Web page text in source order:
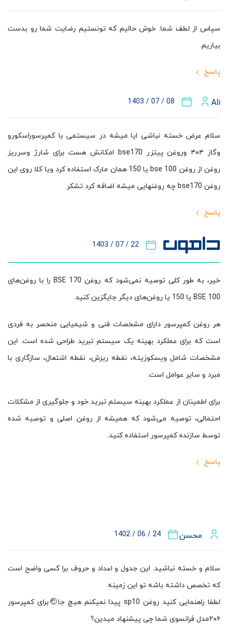
پاسخ
سپاس از لطف شما. خوش حالیم که تونستیم رضایت شما رو بدست
بیاریم.
Ali
08 / 07 / 1403
پاسخ
سلام عرض خسته نباشی ایا میشه در سیستمی با کمپرسوراسکورو
وگاز ۴۰۴ وروغن پیتزر bse170 امکانش هست برای شارژ وسرریز
روغن از روغن bse 100 یا 150 همان مارک استفاده کرد ویا کلا روی این
روغن bse170 چه روغنهایی میشه اضافه کرد تشکر
22 / 07 / 1403
پاسخ
خیر، به طور کلی توصیه نمی‌شود که روغن BSE 170 را با روغن‌های
BSE 100 یا 150 یا روغن‌های دیگر جایگزین کنید.
هر روغن کمپرسور دارای مشخصات فنی و شیمیایی منحصر به فردی
است که برای عملکرد بهینه یک سیستم تبرید طراحی شده است. این
مشخصات شامل ویسکوزیته، نقطه ریزش، نقطه اشتعال، سازگاری با
مبرد و سایر عوامل است.
برای اطمینان از عملکرد بهینه سیستم تبرید خود و جلوگیری از مشکلات
احتمالی، توصیه می‌شود که همیشه از روغن اصلی و توصیه شده
توسط سازنده کمپرسور استفاده کنید.
محسن 24 / 06 / 1402
سلام و خسته نباشید. این جدول و اعداد و حروف برا کسی واضح است
که تخصص داشته باشه تو این زمینه.
لطفا راهنمایی کنید روغن sp10 پیدا نمیکنم هیچ جا‌🤕برای کمپرسور
۲۰۶‌مدل فرانسوی شما چی پیشنهاد میدین؟